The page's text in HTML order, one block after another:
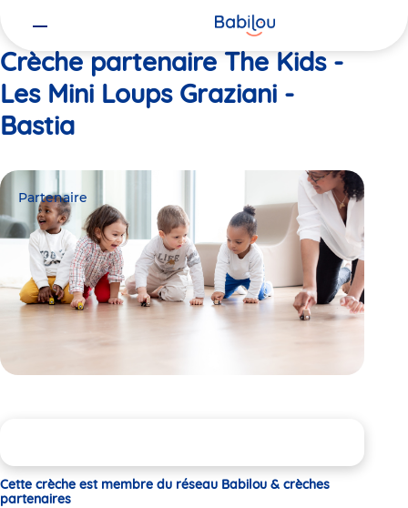
Crèche partenaire The Kids -
Les Mini Loups Graziani -
Bastia
Partenaire
Cette crèche est membre du réseau Babilou & crèches
partenaires